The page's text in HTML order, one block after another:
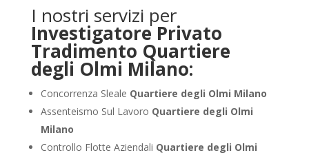
I nostri servizi per
Investigatore Privato
Tradimento Quartiere
degli Olmi Milano:
Concorrenza Sleale Quartiere degli Olmi Milano
Assenteismo Sul Lavoro Quartiere degli Olmi
Milano
Controllo Flotte Aziendali Quartiere degli Olmi